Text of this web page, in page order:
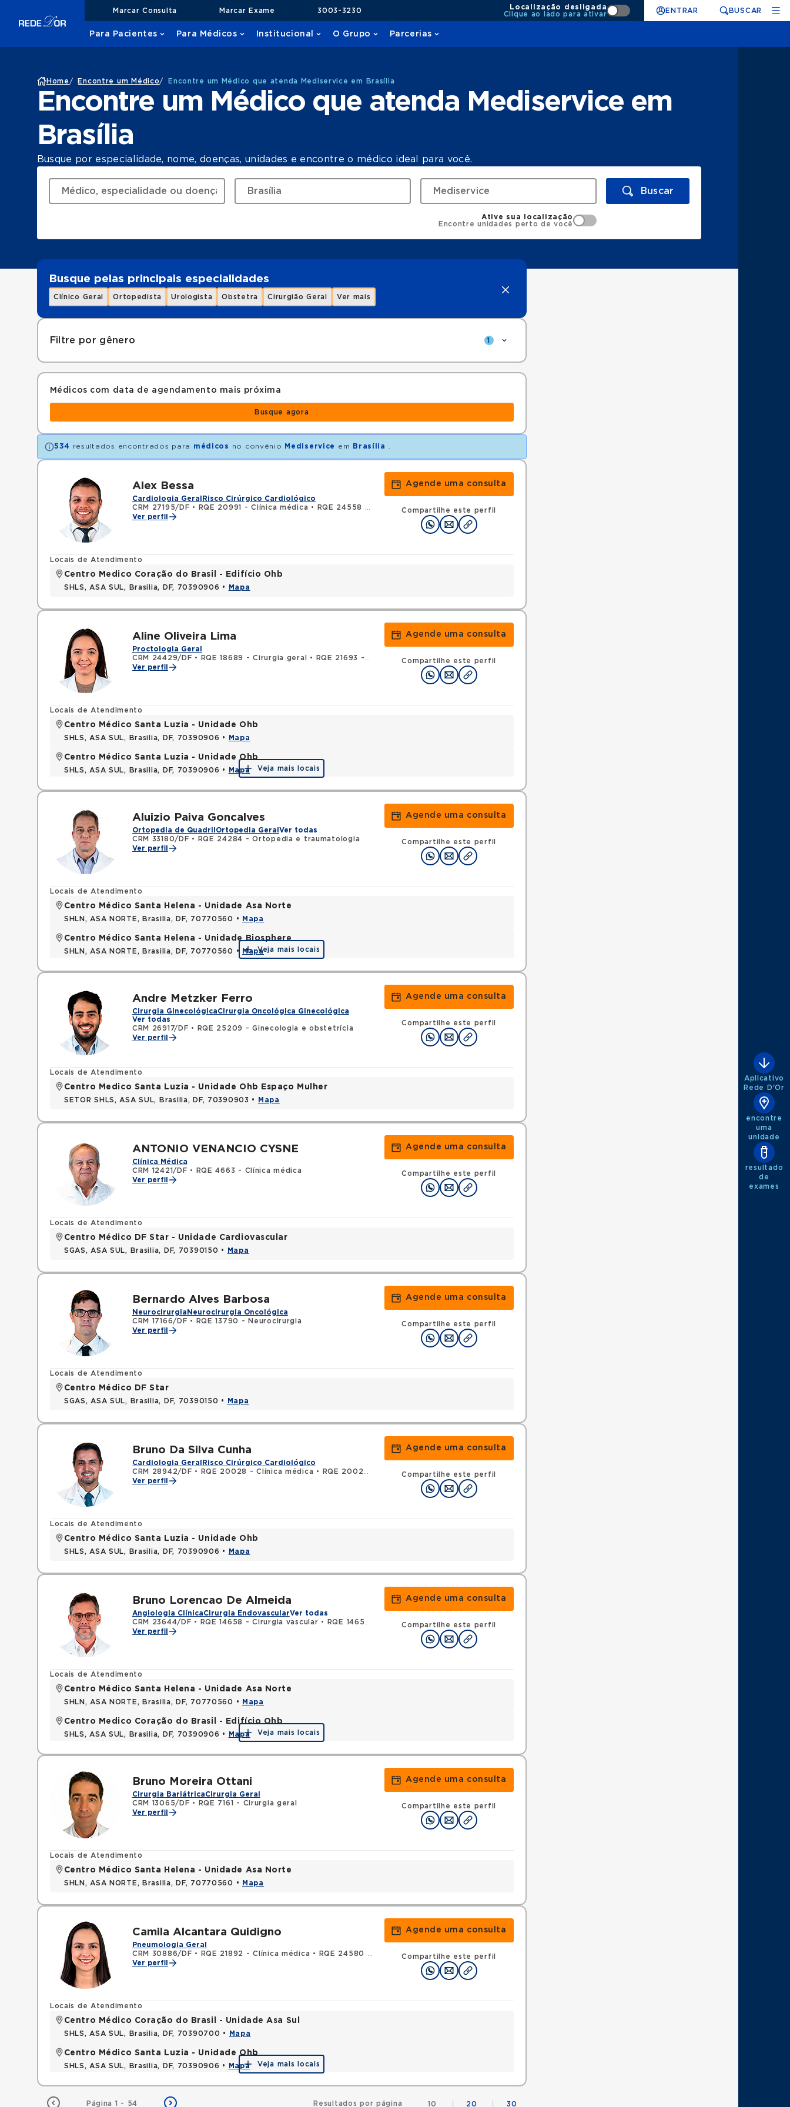
Marcar Consulta Marcar Exame 3003-3230
Localização desligada
Clique ao lado para ativar
ENTRAR BUSCAR
Para Pacientes Para Médicos Institucional O Grupo Parcerias
Home / Encontre um Médico/ Encontre um Médico que atenda Mediservice em Brasília
Encontre um Médico que atenda Mediservice em
Brasília
Busque por especialidade, nome, doenças, unidades e encontre o médico ideal para você.
Buscar
Ative sua localização
Encontre unidades perto de você
Busque pelas principais especialidades
Clínico Geral Ortopedista Urologista Obstetra Cirurgião Geral Ver mais
Filtre por gênero 1
Médicos com data de agendamento mais próxima
Busque agora
534 resultados encontrados para médicos no convênio Mediservice em Brasília
Alex Bessa
Cardiologia Geral Risco Cirúrgico Cardiológico
CRM 27195/DF • RQE 20991 - Clínica médica •
RQE 24558 - Cardiologia
Ver perfil
Agende uma consulta
Compartilhe este perfil
Locais de Atendimento
Centro Medico Coração do Brasil - Edifício Ohb
SHLS, ASA SUL, Brasilia, DF, 70390906 • Mapa
Aline Oliveira Lima
Proctologia Geral
CRM 24429/DF • RQE 18689 - Cirurgia geral •
RQE 21693 - Coloproctologia
Ver perfil
Agende uma consulta
Compartilhe este perfil
Locais de Atendimento
Centro Médico Santa Luzia - Unidade Ohb
SHLS, ASA SUL, Brasilia, DF, 70390906 • Mapa
Centro Médico Santa Luzia - Unidade Ohb
SHLS, ASA SUL, Brasilia, DF, 70390906 • Mapa Veja mais locais
Aluizio Paiva Goncalves
Ortopedia de Quadril Ortopedia Geral Ver todas
CRM 33180/DF •
RQE 24284 - Ortopedia e traumatologia
Ver perfil
Agende uma consulta
Compartilhe este perfil
Locais de Atendimento
Centro Médico Santa Helena - Unidade Asa Norte
SHLN, ASA NORTE, Brasilia, DF, 70770560 • Mapa
Centro Médico Santa Helena - Unidade Biosphere
SHLN, ASA NORTE, Brasilia, DF, 70770560 • MapaVeja mais locais
Andre Metzker Ferro
Cirurgia GinecológicaCirurgia Oncológica Ginecológica
Ver todas
CRM 26917/DF •
RQE 25209 - Ginecologia e obstetrícia
Ver perfil
Agende uma consulta
Compartilhe este perfil
Locais de Atendimento
Centro Medico Santa Luzia - Unidade Ohb Espaço Mulher
SETOR SHLS, ASA SUL, Brasilia, DF, 70390903 • Mapa
ANTONIO VENANCIO CYSNE
Clínica Médica
CRM 12421/DF •
RQE 4663 - Clínica médica
Ver perfil
Agende uma consulta
Compartilhe este perfil
Locais de Atendimento
Centro Médico DF Star - Unidade Cardiovascular
SGAS, ASA SUL, Brasilia, DF, 70390150 • Mapa
Bernardo Alves Barbosa
Neurocirurgia Neurocirurgia Oncológica
CRM 17166/DF •
RQE 13790 - Neurocirurgia
Ver perfil
Agende uma consulta
Compartilhe este perfil
Locais de Atendimento
Centro Médico DF Star
SGAS, ASA SUL, Brasilia, DF, 70390150 • Mapa
Bruno Da Silva Cunha
Cardiologia Geral Risco Cirúrgico Cardiológico
CRM 28942/DF • RQE 20028 - Clínica médica •
RQE 20029 - Cardiologia
Ver perfil
Agende uma consulta
Compartilhe este perfil
Locais de Atendimento
Centro Médico Santa Luzia - Unidade Ohb
SHLS, ASA SUL, Brasilia, DF, 70390906 • Mapa
Bruno Lorencao De Almeida
Angiologia ClínicaCirurgia EndovascularVer todas
CRM 23644/DF • RQE 14658 - Cirurgia vascular •
RQE 14659 - Cirurgia geral
Ver perfil
Agende uma consulta
Compartilhe este perfil
Locais de Atendimento
Centro Médico Santa Helena - Unidade Asa Norte
SHLN, ASA NORTE, Brasilia, DF, 70770560 • Mapa
Centro Medico Coração do Brasil - Edifício Ohb
SHLS, ASA SUL, Brasilia, DF, 70390906 • Mapa Veja mais locais
Bruno Moreira Ottani
Cirurgia BariátricaCirurgia Geral
CRM 13065/DF •
RQE 7161 - Cirurgia geral
Ver perfil
Agende uma consulta
Compartilhe este perfil
Locais de Atendimento
Centro Médico Santa Helena - Unidade Asa Norte
SHLN, ASA NORTE, Brasilia, DF, 70770560 • Mapa
Camila Alcantara Quidigno
Pneumologia Geral
CRM 30886/DF • RQE 21892 - Clínica médica •
RQE 24580 - Pneumologia
Ver perfil
Agende uma consulta
Compartilhe este perfil
Locais de Atendimento
Centro Médico Coração do Brasil - Unidade Asa Sul
SHLS, ASA SUL, Brasilia, DF, 70390700 • Mapa
Centro Médico Santa Luzia - Unidade Ohb
SHLS, ASA SUL, Brasilia, DF, 70390906 • Mapa Veja mais locais
Página 1 - 54 Resultados por página 10 20 30
Aplicativo
Rede D'Or
encontre
uma
unidade
resultado
de
exames